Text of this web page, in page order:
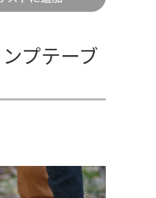
プテーブ